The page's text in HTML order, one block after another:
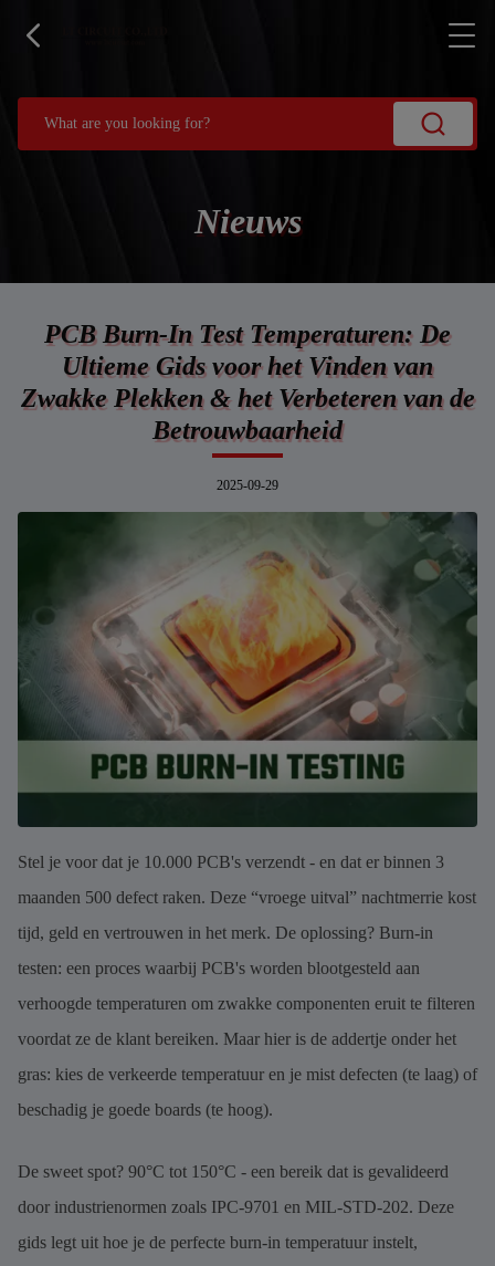
Nieuws
PCB Burn-In Test Temperaturen: De
Ultieme Gids voor het Vinden van
Zwakke Plekken & het Verbeteren van de
Betrouwbaarheid
2025-09-29
Stel je voor dat je 10.000 PCB's verzendt - en dat er binnen 3
maanden 500 defect raken. Deze “vroege uitval” nachtmerrie kost
tijd, geld en vertrouwen in het merk. De oplossing? Burn-in
testen: een proces waarbij PCB's worden blootgesteld aan
verhoogde temperaturen om zwakke componenten eruit te filteren
voordat ze de klant bereiken. Maar hier is de addertje onder het
gras: kies de verkeerde temperatuur en je mist defecten (te laag) of
beschadig je goede boards (te hoog).
De sweet spot? 90°C tot 150°C - een bereik dat is gevalideerd
door industrienormen zoals IPC-9701 en MIL-STD-202. Deze
gids legt uit hoe je de perfecte burn-in temperatuur instelt,